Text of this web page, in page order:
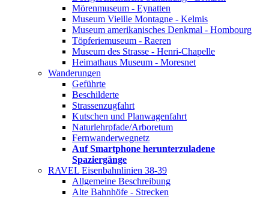
Mörenmuseum - Eynatten
Museum Vieille Montagne - Kelmis
Museum amerikanisches Denkmal - Hombourg
Töpferiemuseum - Raeren
Museum des Strasse - Henri-Chapelle
Heimathaus Museum - Moresnet
Wanderungen
Geführte
Beschilderte
Strassenzugfahrt
Kutschen und Planwagenfahrt
Naturlehrpfade/Arboretum
Fernwanderwegnetz
Auf Smartphone herunterzuladene
Spaziergänge
RAVEL Eisenbahnlinien 38-39
Allgemeine Beschreibung
Alte Bahnhöfe - Strecken